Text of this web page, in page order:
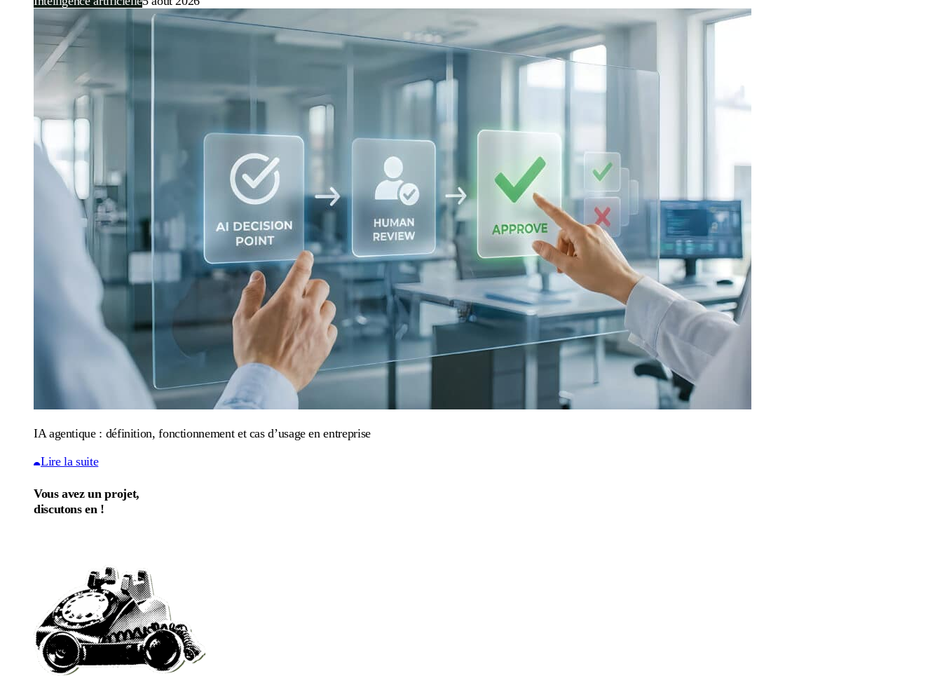
IA agentique : définition, fonctionnement et cas d’usage en entreprise
Lire la suite
Vous avez un projet,
discutons en !